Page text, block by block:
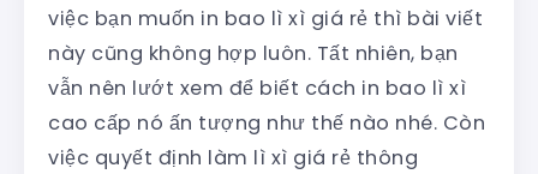
việc bạn muốn in bao lì xì giá rẻ thì bài viết
này cũng không hợp luôn. Tất nhiên, bạn
vẫn nên lướt xem để biết cách in bao lì xì
cao cấp nó ấn tượng như thế nào nhé. Còn
việc quyết định làm lì xì giá rẻ thông